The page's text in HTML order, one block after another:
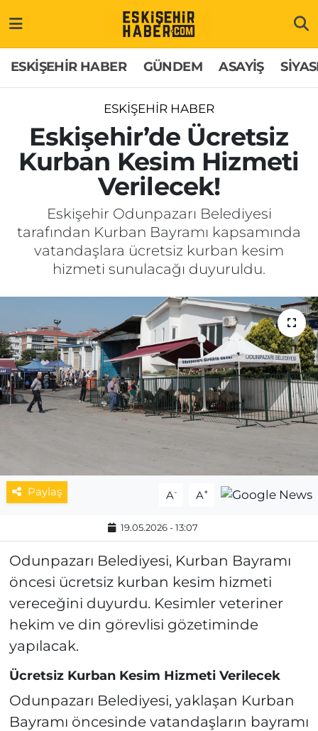
ESKİŞEHİR HABER GÜNDEM ASAYİŞ
ESKİŞEHİR HABER
Eskişehir’de Ücretsiz
Kurban Kesim Hizmeti
Verilecek!
Eskişehir Odunpazarı Belediyesi
tarafından Kurban Bayramı kapsamında
vatandaşlara ücretsiz kurban kesim
hizmeti sunulacağı duyuruldu.
Paylaş A- A+
19.05.2026 - 13:07
Odunpazarı Belediyesi, Kurban Bayramı
öncesi ücretsiz kurban kesim hizmeti
vereceğini duyurdu. Kesimler veteriner
hekim ve din görevlisi gözetiminde
yapılacak.
Ücretsiz Kurban Kesim Hizmeti Verilecek
Odunpazarı Belediyesi, yaklaşan Kurban
Bayramı öncesinde vatandaşların bayramı
GÜNDEM
ASAYİŞ
SİYASET
SAĞLIK
EĞİTİM
MAGAZİN
ESKİŞEHİRSPOR
Hakkımızda
İletişim
Künye
Odunpazarı Trafik Yoğunluk Haritası
Süper Lig Puan Durumu ve Fikstür
Tüm Manşetler
Son Dakika Haberleri
Haber Arşivi